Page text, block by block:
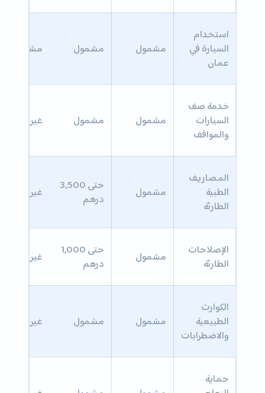
استخدام
السيارة في
عمان
مشمول مشمول مشمول
خدمة صف
السيارات
والمواقف
مشمول مشمول غير
المصاريف
الطبية
الطارئة
مشمول
حتى 3,500
درهم
غير
الإصلاحات
الطارئة
مشمول
حتى 1,000
درهم
غير
الكوارث
الطبيعية
والاضطرابات
مشمول مشمول غير
حماية